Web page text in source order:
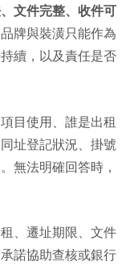
文件完整、收件可
品牌與裝潢只能作為
續，以及責任是否
目使用、誰是出租
址登記狀況、掛號
無法明確回答時，
、遷址期限、文件
諾協助查核或銀行